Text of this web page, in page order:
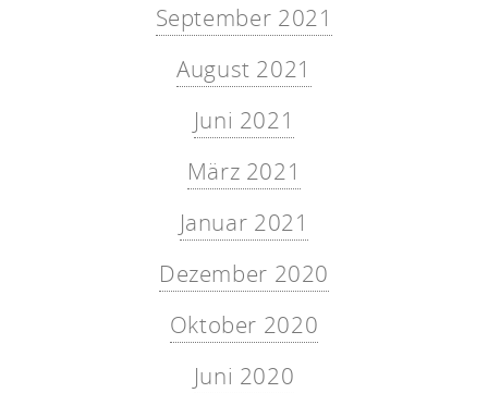
September 2021
August 2021
Juni 2021
März 2021
Januar 2021
Dezember 2020
Oktober 2020
Juni 2020